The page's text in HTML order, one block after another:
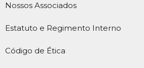
Nossos Associados
Estatuto e Regimento Interno
Código de Ética